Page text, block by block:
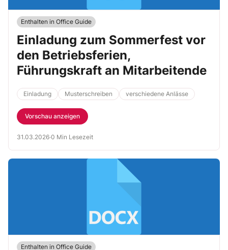
Enthalten in Office Guide
Einladung zum Sommerfest vor
den Betriebsferien,
Führungskraft an Mitarbeitende
Einladung Musterschreiben verschiedene Anlässe
Vorschau anzeigen
31.03.2026·0 Min Lesezeit
Enthalten in Office Guide